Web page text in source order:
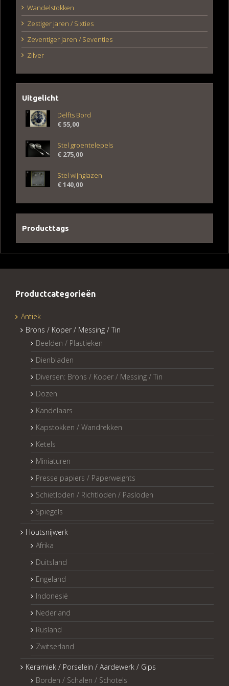
Wandelstokken
Zestiger jaren / Sixties
Zeventiger jaren / Seventies
Zilver
Uitgelicht
Delfts Bord
€ 55,00
Stel groentelepels
€ 275,00
Stel wijnglazen
€140,00
Producttags
Productcategorieën
Antiek
Brons / Koper / Messing / Tin
Beelden / Plastieken
Dienbladen
Diversen: Brons / Koper / Messing / Tin
Dozen
Kandelaars
Kapstokken / Wandrekken
Ketels
Miniaturen
Presse papiers / Paperweights
Schietloden / Richtloden / Pasloden
Spiegels
Houtsnijwerk
Afrika
Duitsland
Engeland
Indonesië
Nederland
Rusland
Zwitserland
Keramiek / Porselein / Aardewerk / Gips
Borden / Schalen / Schotels